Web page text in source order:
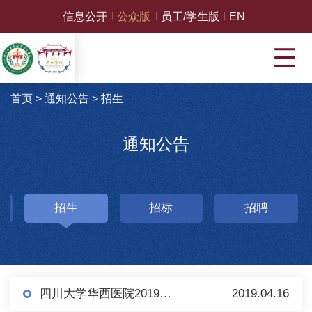
信息公开 公众版 员工/学生版 EN
首页 > 通知公告> 招生
通知公告
招生 招标 招聘
四川大学华西医院2019年住院医师第二批招生通知 2019.04.16